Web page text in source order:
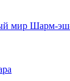
мир Шарм-